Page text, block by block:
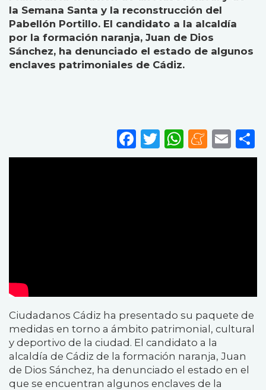
la Semana Santa y la reconstrucción del
Pabellón Portillo. El candidato a la alcaldía
por la formación naranja, Juan de Dios
Sánchez, ha denunciado el estado de algunos
enclaves patrimoniales de Cádiz.
Facebook
Twitter
Ciudadanos Cádiz ha presentado su paquete de
medidas en torno a ámbito patrimonial, cultural
y deportivo de la ciudad. El candidato a la
alcaldía de Cádiz de la formación naranja, Juan
de Dios Sánchez, ha denunciado el estado en el
que se encuentran algunos enclaves de la